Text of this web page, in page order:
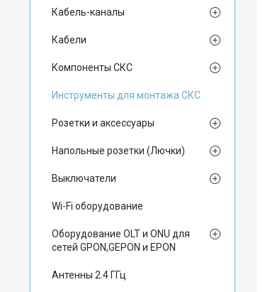
Кабель-каналы
Кабели
Компоненты СКС
Инструменты для монтажа СКС
Розетки и аксессуары
Напольные розетки (Лючки)
Выключатели
Wi-Fi оборудование
Оборудование OLT и ONU для
сетей GPON,GEPON и EPON
Антенны 2.4 ГГц